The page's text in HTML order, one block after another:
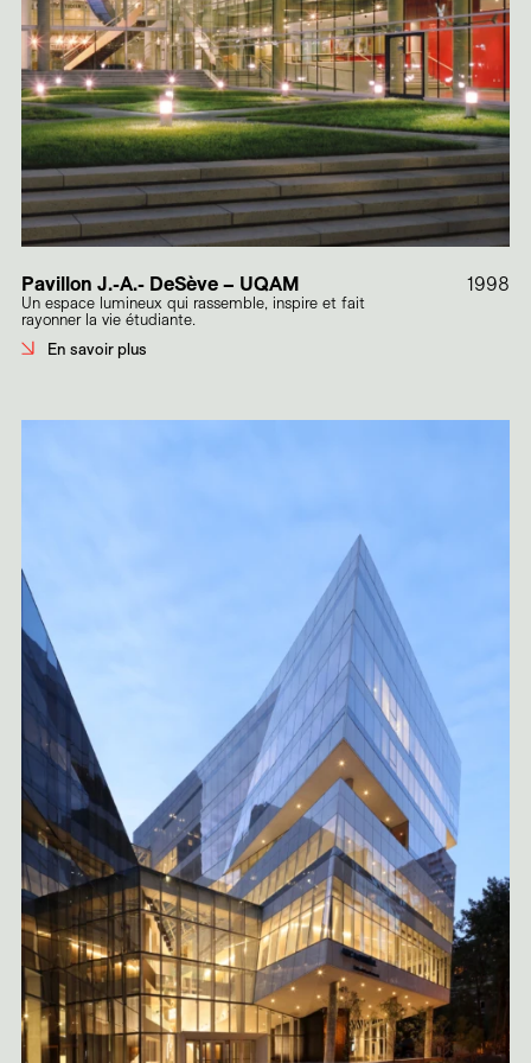
Pavillon J.-A.- DeSève – UQAM
Un espace lumineux qui rassemble, inspire et fait
rayonner la vie étudiante.
En savoir plus
1998